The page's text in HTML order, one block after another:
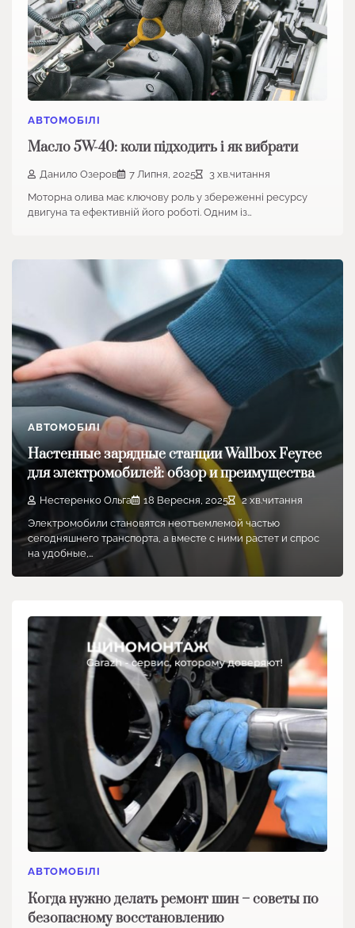
АВТОМОБІЛІ
Масло 5W-40: коли підходить і як вибрати
Данило Озеров 7 Липня, 2025
3 хв.читання
Моторна олива має ключову роль у збереженні ресурсу
двигуна та ефективній його роботі. Одним із…
АВТОМОБІЛІ
Настенные зарядные станции Wallbox Feyree
для электромобилей: обзор и преимущества
Нестеренко Ольга 18 Вересня, 2025
2 хв.читання
Электромобили становятся неотъемлемой частью
сегодняшнего транспорта, а вместе с ними растет и спрос
на удобные,…
АВТОМОБІЛІ
Когда нужно делать ремонт шин – советы по
безопасному восстановлению